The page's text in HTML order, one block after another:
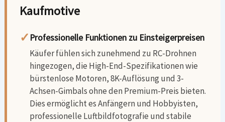
Kaufmotive
✓ Professionelle Funktionen zu Einsteigerpreisen
Käufer fühlen sich zunehmend zu RC-Drohnen
hingezogen, die High-End-Spezifikationen wie
bürstenlose Motoren, 8K-Auflösung und 3-
Achsen-Gimbals ohne den Premium-Preis bieten.
Dies ermöglicht es Anfängern und Hobbyisten,
professionelle Luftbildfotografie und stabile